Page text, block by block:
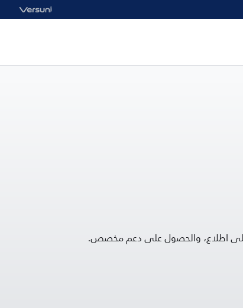
على اطلاع، والحصول على دعم مخصص.